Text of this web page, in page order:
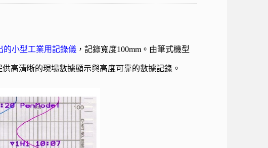
小型工業用記錄儀，記錄寬度100mm。由筆式機型
高清晰的現場數據顯示與高度可靠的數據記錄。